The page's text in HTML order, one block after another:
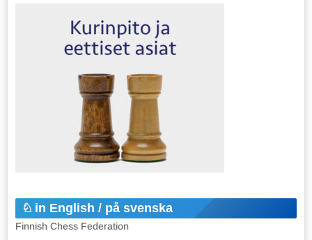
in English / på svenska
Finnish Chess Federation